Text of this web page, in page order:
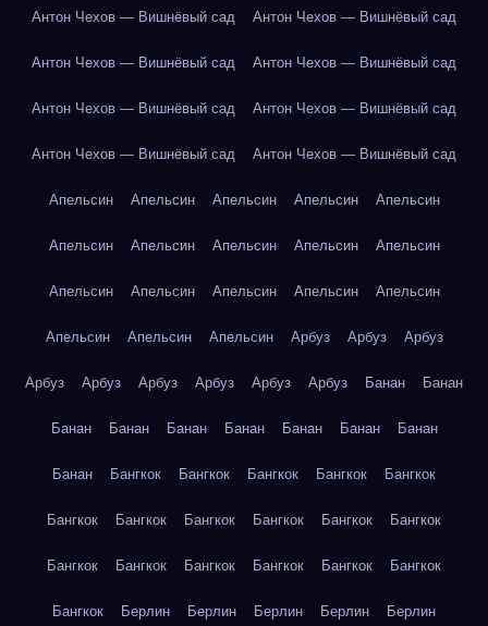
Антон Чехов — Вишнёвый сад Антон Чехов — Вишнёвый сад
Антон Чехов — Вишнёвый сад Антон Чехов — Вишнёвый сад
Антон Чехов — Вишнёвый сад Антон Чехов — Вишнёвый сад
Антон Чехов — Вишнёвый сад Антон Чехов — Вишнёвый сад
Апельсин Апельсин Апельсин Апельсин Апельсин
Апельсин Апельсин Апельсин Апельсин Апельсин
Апельсин Апельсин Апельсин Апельсин Апельсин
Апельсин Апельсин Апельсин Арбуз Арбуз Арбуз
Арбуз Арбуз Арбуз Арбуз Арбуз Арбуз Банан Банан
Банан Банан Банан Банан Банан Банан Банан
Банан Бангкок Бангкок Бангкок Бангкок Бангкок
Бангкок Бангкок Бангкок Бангкок Бангкок Бангкок
Бангкок Бангкок Бангкок Бангкок Бангкок Бангкок
Бангкок Берлин Берлин Берлин Берлин Берлин